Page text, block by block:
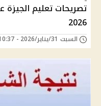
تصريحات تعليم
2026
السبت 31/يناير/2026 - 10:37 م